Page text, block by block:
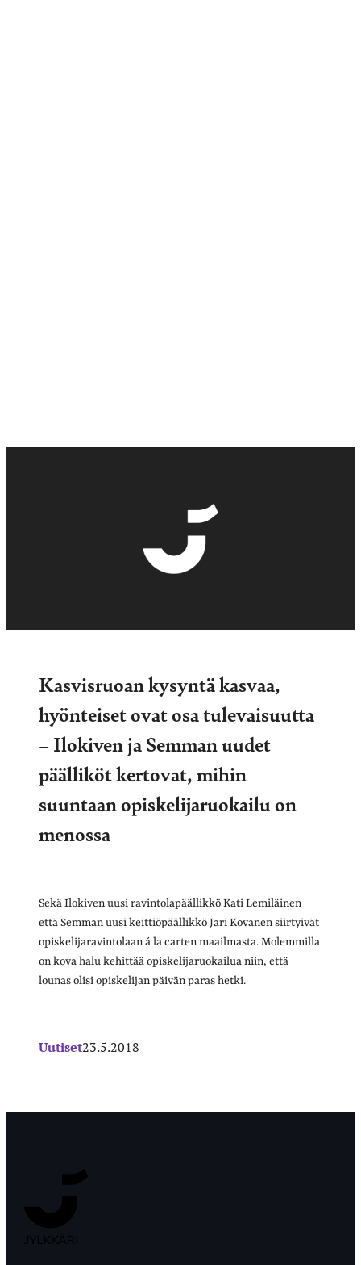
Kasvisruoan kysyntä kasvaa,
hyönteiset ovat osa tulevaisuutta
– Ilokiven ja Semman uudet
päälliköt kertovat, mihin
suuntaan opiskelijaruokailu on
menossa
Sekä Ilokiven uusi ravintolapäällikkö Kati Lemiläinen
että Semman uusi keittiöpäällikkö Jari Kovanen siirtyivät
opiskelijaravintolaan á la carten maailmasta. Molemmilla
on kova halu kehittää opiskelijaruokailua niin, että
lounas olisi opiskelijan päivän paras hetki.
Uutiset23.5.2018